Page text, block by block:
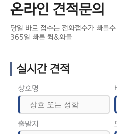
온라인 견적문의
당일 바로 접수는 전화접수가 빠를
365일 빠른 퀵&화물
실시간 견적
상호명
출발지